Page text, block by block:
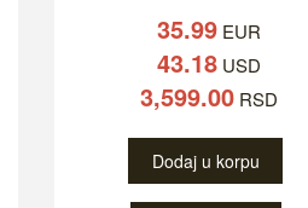
35.99EUR
43.18USD
3,599.00RSD
Dodaj u korpu